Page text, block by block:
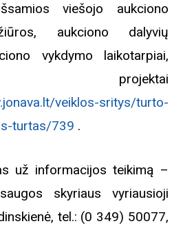
viešojo aukciono
aukciono dalyvių
vykdymo laikotarpiai,
projektai
veiklos-sritys/turto-
turtas/739 .
už informacijos teikimą –
skyriaus vyriausioji
tel.: (0 349) 50077,